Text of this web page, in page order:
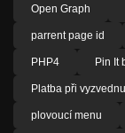
Open Graph
parrent page id
PHP4 Pin It
Platba při
plovoucí menu